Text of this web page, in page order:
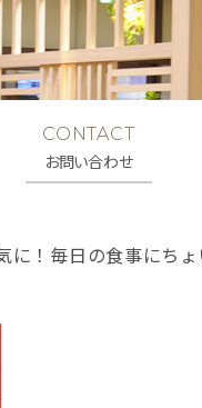
Follow Me
CONTACT
お問い合わせ
に！毎日の食事にち